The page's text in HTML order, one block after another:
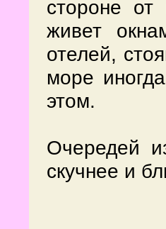
стороне
живет
отелей,
море
этом.
Очередей
скучнее и